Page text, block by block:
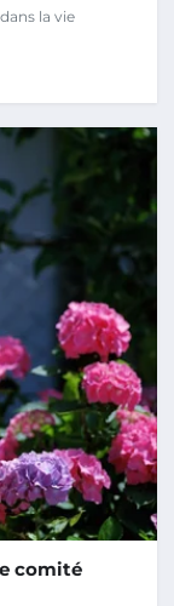
la vie
comité